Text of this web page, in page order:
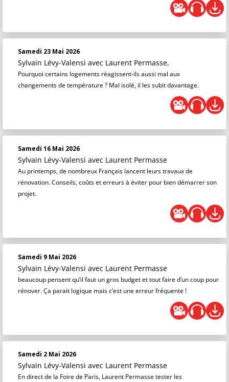
Samedi 23 Mai 2026
Sylvain Lévy-Valensi avec Laurent Permasse,
Pourquoi certains logements réagissent-ils aussi mal aux
changements de température ? Mal isolé, il les subit davantage.
Samedi 16 Mai 2026
Sylvain Lévy-Valensi avec Laurent Permasse
Au printemps, de nombreux Français lancent leurs travaux de
rénovation. Conseils, coûts et erreurs à éviter pour bien démarrer son
projet.
Samedi 9 Mai 2026
Sylvain Lévy-Valensi avec Laurent Permasse
beaucoup pensent qu’il faut un gros budget et tout faire d’un coup pour
rénover. Ça parait logique mais c’est une erreur fréquente !
Samedi 2 Mai 2026
Sylvain Lévy-Valensi avec Laurent Permasse
En direct de la Foire de Paris, Laurent Permasse tester les